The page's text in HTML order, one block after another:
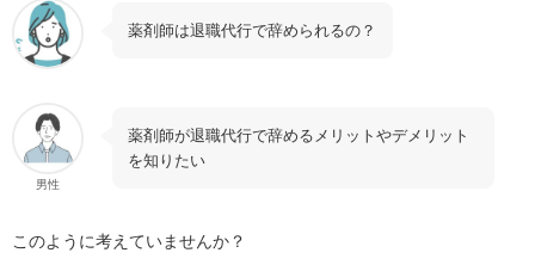
薬剤師は退職代行で辞められるの？
男性
薬剤師が退職代行で辞めるメリットやデメリット
を知りたい
このように考えていませんか？